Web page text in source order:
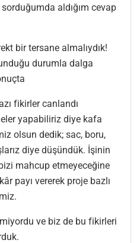
aldığım cevap
bir tersane almalıydık!
durumla dalga
fikirler canlandı
yapabiliriz diye kafa
olsun dedik; sac, boru,
diye düşündük. İşinin
mahcup etmeyeceğine
payı vererek proje bazlı
ve biz de bu fikirleri